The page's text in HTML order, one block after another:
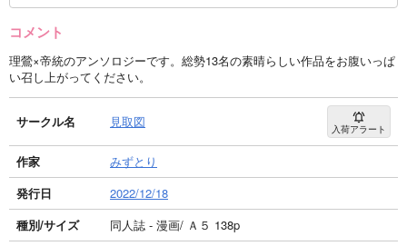
コメント
理鶯×帝統のアンソロジーです。総勢13名の素晴らしい作品をお腹いっぱ
い召し上がってください。
サークル名 見取図 入荷アラート
作家
みずとり
発行日
2022/12/18
種別/サイズ
同人誌 - 漫画/ Ａ５ 138p